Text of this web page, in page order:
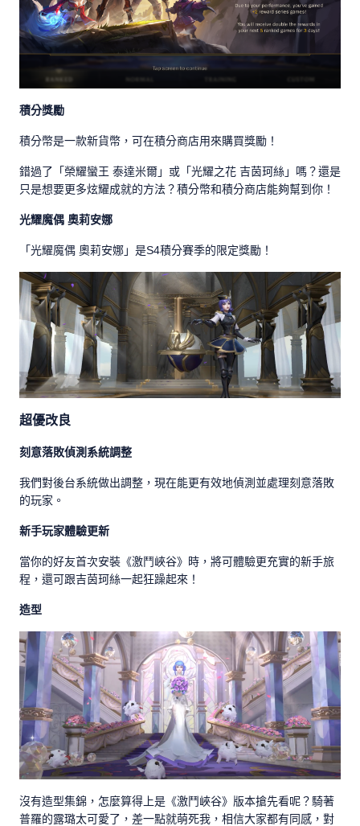
積分獎勵
積分幣是一款新貨幣，可在積分商店用來購買獎勵！
錯過了「榮耀蠻王 泰達米爾」或「光耀之花 吉茵珂絲」嗎？還是
只是想要更多炫耀成就的方法？積分幣和積分商店能夠幫到你！
光耀魔偶 奧莉安娜
「光耀魔偶 奧莉安娜」是S4積分賽季的限定獎勵！
超優改良
刻意落敗偵測系統調整
我們對後台系統做出調整，現在能更有效地偵測並處理刻意落敗
的玩家。
新手玩家體驗更新
當你的好友首次安裝《激鬥峽谷》時，將可體驗更充實的新手旅
程，還可跟吉茵珂絲一起狂躁起來！
造型
沒有造型集錦，怎麼算得上是《激鬥峽谷》版本搶先看呢？騎著
普羅的露璐太可愛了，差一點就萌死我，相信大家都有同感，對